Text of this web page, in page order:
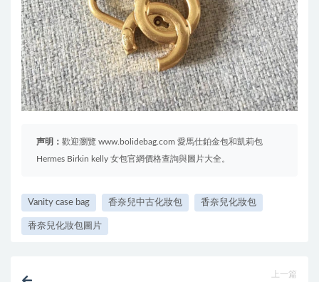
声明： 歡迎瀏覽 www.bolidebag.com 愛馬仕鉑金包和凱莉包
Hermes Birkin kelly 女包官網價格查詢與圖片大全。
Vanity case bag 香奈兒中古化妝包 香奈兒化妝包
香奈兒化妝包圖片
上一篇